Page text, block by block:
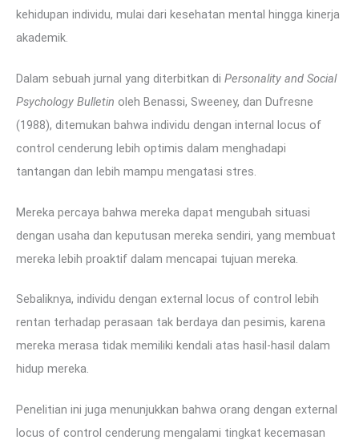
kehidupan individu, mulai dari kesehatan mental hingga kinerja
akademik.
Dalam sebuah jurnal yang diterbitkan di Personality and Social
Psychology Bulletin oleh Benassi, Sweeney, dan Dufresne
(1988), ditemukan bahwa individu dengan internal locus of
control cenderung lebih optimis dalam menghadapi
tantangan dan lebih mampu mengatasi stres.
Mereka percaya bahwa mereka dapat mengubah situasi
dengan usaha dan keputusan mereka sendiri, yang membuat
mereka lebih proaktif dalam mencapai tujuan mereka.
Sebaliknya, individu dengan external locus of control lebih
rentan terhadap perasaan tak berdaya dan pesimis, karena
mereka merasa tidak memiliki kendali atas hasil-hasil dalam
hidup mereka.
Penelitian ini juga menunjukkan bahwa orang dengan external
locus of control cenderung mengalami tingkat kecemasan